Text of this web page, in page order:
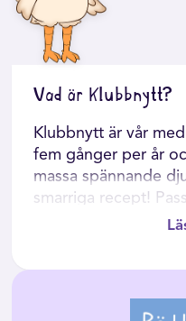
Vad är Klubbnytt?
Klubbnytt är vår
fem gånger per år
massa spännande
smarriga recept!
kanske att även